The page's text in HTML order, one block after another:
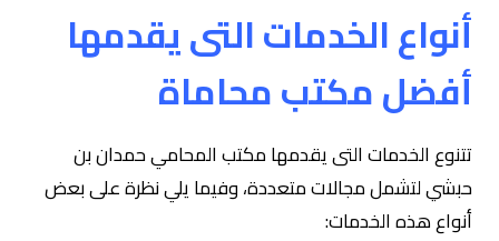
أنواع الخدمات التى يقدمها
أفضل مكتب محاماة
تتنوع الخدمات التى يقدمها مكتب المحامي حمدان بن
حبشي لتشمل مجالات متعددة، وفيما يلي نظرة على بعض
أنواع هذه الخدمات: